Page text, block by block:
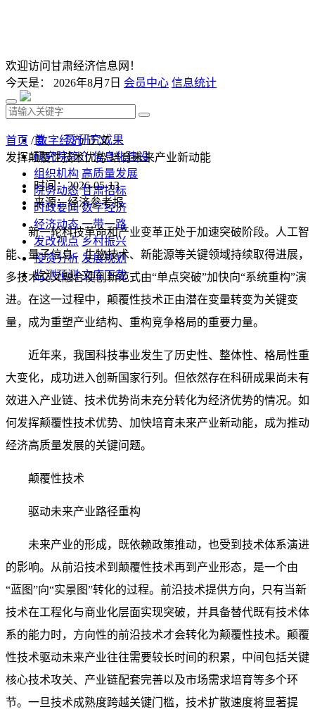
欢迎访问甘肃经济信息网！
今天是： 2026年8月7日 会员中心 信息统计
首 页 研究成果
研究院简介 信息化建设
组织机构 高质量发展
院务动态 甘肃招标
时政要闻 数字经济
经济动态 一带一路
发改视点 乡村振兴
投资分析 发展规划
监测预测 文库下载
首页 /数字经济/ 正文
发挥颠覆性技术优势 培育未来产业新动能
时间：2026-05-13
来源：经济参考报
新一轮科技革命和产业变革正处于加速突破阶段。人工智
能、量子信息、生物技术、新能源等关键领域持续取得进展，
多技术交叉融合使创新范式由“单点突破”加快向“系统重构”演
进。在这一过程中，颠覆性技术正由潜在变量转变为关键变
量，成为重塑产业结构、重构竞争格局的重要力量。
近年来，我国科技事业发生了历史性、整体性、格局性重
大变化，成功进入创新国家行列。但依然存在科研成果尚未有
效进入产业链、技术优势尚未充分转化为经济优势的情况。如
何发挥颠覆性技术优势、加快培育未来产业新动能，成为推动
经济高质量发展的关键问题。
颠覆性技术
驱动未来产业路径重构
未来产业的形成，既依赖政策推动，也受到技术体系演进
的影响。从前沿技术到颠覆性技术再到产业形态，是一个由
“蓝图”向“实景图”转化的过程。前沿技术提供方向，只有当新
技术在工程化与商业化层面实现突破，并具备替代既有技术体
系的能力时，方向性的前沿技术才会转化为颠覆性技术。颠覆
性技术驱动未来产业往往需要较长时间的积累，中间包括关键
核心技术攻关、产业链配套完善以及市场需求培育等多个环
节。一旦技术成熟度跨越关键门槛，技术扩散速度将显著提